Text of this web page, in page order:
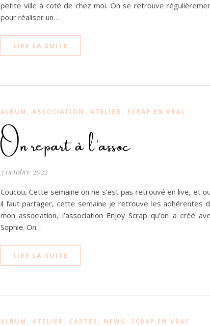
petite ville à coté de chez moi. On se retrouve
pour réaliser un…
LIRE LA SUITE
ALBUM , ASSOCIATION , ATELIER, SCRAP EN VRAC
On repart à l’assoc
5 octobre 2022
Coucou, Cette semaine on ne s’est pas retrouvé en live, et
il faut partager, cette semaine je retrouve les adhérentes
mon association, l’association Enjoy Scrap qu’on a créé
Sophie. On…
LIRE LA SUITE
ALBUM , ATELIER, CARTES, NEWS, SCRAP EN VRAC